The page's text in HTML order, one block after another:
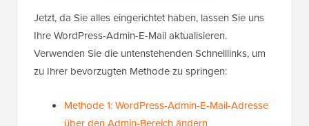
Jetzt, da Sie alles eingerichtet haben, lassen Sie uns
Ihre WordPress-Admin-E-Mail aktualisieren.
Verwenden Sie die untenstehenden Schnelllinks, um
zu Ihrer bevorzugten Methode zu springen:
Methode 1: WordPress-Admin-E-Mail-Adresse